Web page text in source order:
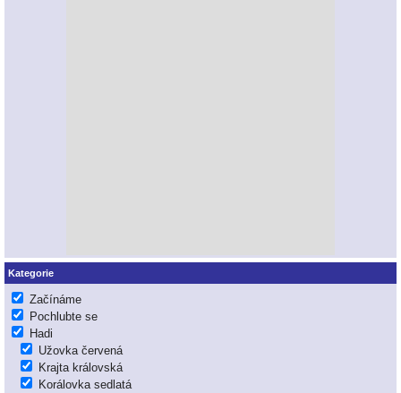
Kategorie
Začínáme
Pochlubte se
Hadi
Užovka červená
Krajta královská
Korálovka sedlatá